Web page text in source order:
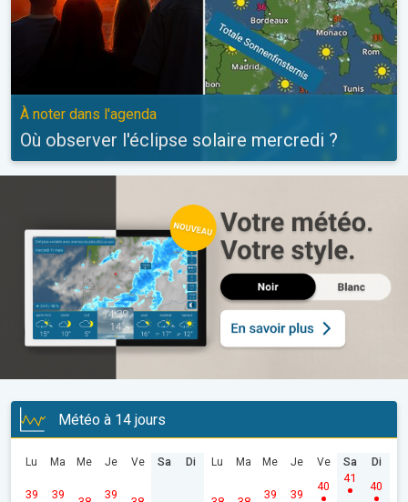
À noter dans l'agenda
Où observer l'éclipse solaire mercredi ?
Météo à 14 jours
Lu
39
Ma
39
Me Je
39
Ve Sa Di Lu Ma Me
39
Je
39
Ve
40
Sa
41
Di
40